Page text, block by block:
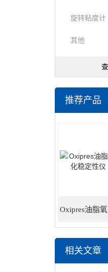
旋转粘度计
其他
推荐产品
相关文章